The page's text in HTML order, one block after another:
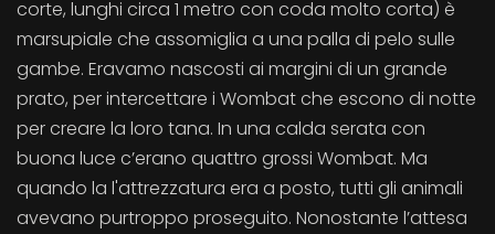
corte, lunghi circa 1 metro con coda molto corta) è
marsupiale che assomiglia a una palla di pelo sulle
gambe. Eravamo nascosti ai margini di un grande
prato, per intercettare i Wombat che escono di notte
per creare la loro tana. In una calda serata con
buona luce c’erano quattro grossi Wombat. Ma
quando la l'attrezzatura era a posto, tutti gli animali
avevano purtroppo proseguito. Nonostante l’attesa